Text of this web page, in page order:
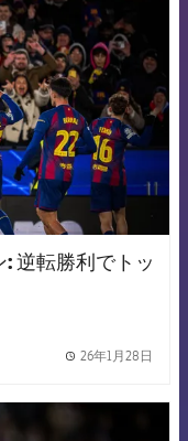
逆転勝利でトッ
26年1月28日